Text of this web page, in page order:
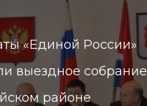
«Единой России»
выездное собрание
районе